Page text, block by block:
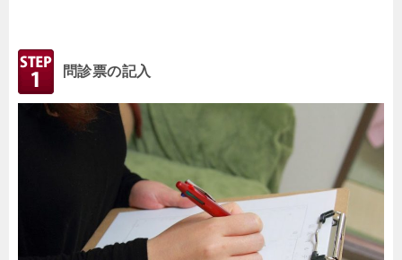
問診票の記入